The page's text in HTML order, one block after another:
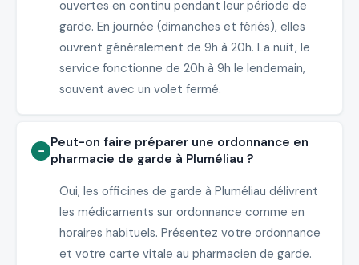
ouvertes en continu pendant leur période de
garde. En journée (dimanches et fériés), elles
ouvrent généralement de 9h à 20h. La nuit, le
service fonctionne de 20h à 9h le lendemain,
souvent avec un volet fermé.
Peut-on faire préparer une ordonnance en
pharmacie de garde à Pluméliau ?
Oui, les officines de garde à Pluméliau délivrent
les médicaments sur ordonnance comme en
horaires habituels. Présentez votre ordonnance
et votre carte vitale au pharmacien de garde.